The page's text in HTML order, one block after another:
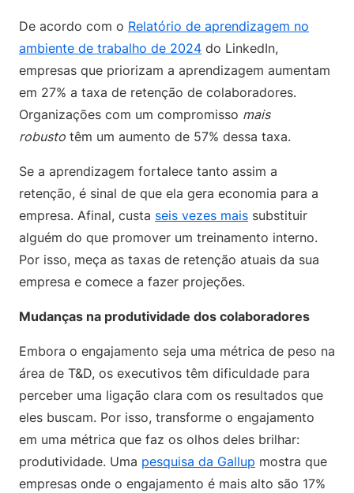
De acordo com o Relatório de aprendizagem no
ambiente de trabalho de 2024 do LinkedIn,
empresas que priorizam a aprendizagem aumentam
em 27% a taxa de retenção de colaboradores.
Organizações com um compromisso mais
robusto têm um aumento de 57% dessa taxa.
Se a aprendizagem fortalece tanto assim a
retenção, é sinal de que ela gera economia para a
empresa. Afinal, custa seis vezes mais substituir
alguém do que promover um treinamento interno.
Por isso, meça as taxas de retenção atuais da sua
empresa e comece a fazer projeções.
Mudanças na produtividade dos colaboradores
Embora o engajamento seja uma métrica de peso na
área de T&D, os executivos têm dificuldade para
perceber uma ligação clara com os resultados que
eles buscam. Por isso, transforme o engajamento
em uma métrica que faz os olhos deles brilhar:
produtividade. Uma pesquisa da Gallup mostra que
empresas onde o engajamento é mais alto são 17%